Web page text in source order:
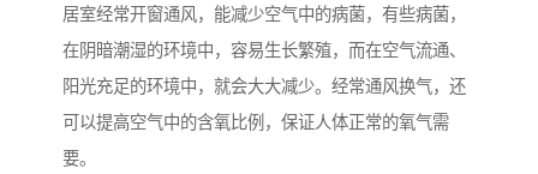
居室经常开窗通风，能减少空气中的病菌，有些病菌，
在阴暗潮湿的环境中，容易生长繁殖，而在空气流通、
阳光充足的环境中，就会大大减少。经常通风换气，还
可以提高空气中的含氧比例，保证人体正常的氧气需
要。